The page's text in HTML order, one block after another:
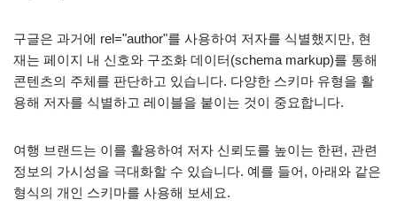
구글은 과거에 rel="author"를 사용하여 저자를 식별했지만, 현
재는 페이지 내 신호와 구조화 데이터(schema markup)를 통해
콘텐츠의 주체를 판단하고 있습니다. 다양한 스키마 유형을 활
용해 저자를 식별하고 레이블을 붙이는 것이 중요합니다.
여행 브랜드는 이를 활용하여 저자 신뢰도를 높이는 한편, 관련
정보의 가시성을 극대화할 수 있습니다. 예를 들어, 아래와 같은
형식의 개인 스키마를 사용해 보세요.